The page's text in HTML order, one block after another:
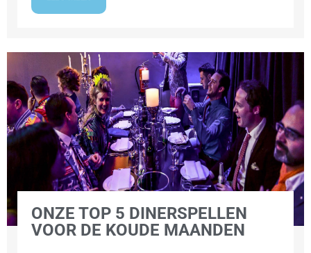
ONZE TOP 5 DINERSPELLEN
VOOR DE KOUDE MAANDEN